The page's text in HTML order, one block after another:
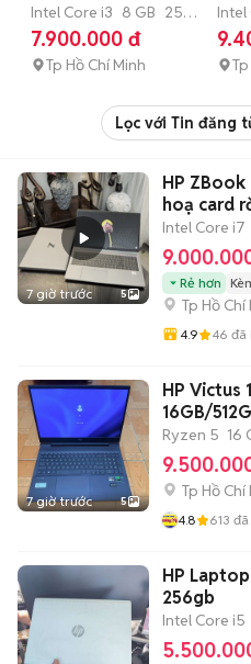
15" inch FHD mới
99%
Intel Core i3 8 GB 256
GB SSD
7.900.000 đ
Tp Hồ Chí Minh
Intel
GB
Lọc với Tin đăng
7 giờ trước 5
HP
hoạ card
Intel Core i7
Rẻ hơn
Tp Hồ Chí
4.9 46 đã
7 giờ trước 5
HP Victus
16GB/
Ryzen 5 16
Tp Hồ Chí
4.8 613 đã
HP
256gb
Intel Core i5